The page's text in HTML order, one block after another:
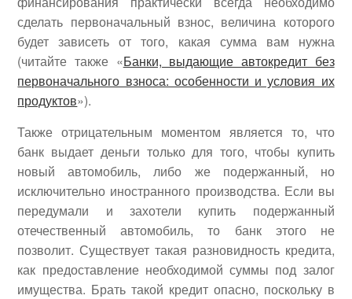
сделать первоначальный взнос, величина которого
будет зависеть от того, какая сумма вам нужна
(читайте также «Банки, выдающие автокредит без
первоначального взноса: особенности и условия их
продуктов»).
Также отрицательным моментом является то, что
банк выдает деньги только для того, чтобы купить
новый автомобиль, либо же подержанный, но
исключительно иностранного производства. Если вы
передумали и захотели купить подержанный
отечественный автомобиль, то банк этого не
позволит. Существует такая разновидность кредита,
как предоставление необходимой суммы под залог
имущества. Брать такой кредит опасно, поскольку в